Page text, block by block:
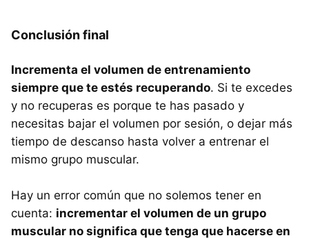
Conclusión final
Incrementa el volumen de entrenamiento
siempre que te estés recuperando. Si te excedes
y no recuperas es porque te has pasado y
necesitas bajar el volumen por sesión, o dejar más
tiempo de descanso hasta volver a entrenar el
mismo grupo muscular.
Hay un error común que no solemos tener en
cuenta: incrementar el volumen de un grupo
muscular no significa que tenga que hacerse en